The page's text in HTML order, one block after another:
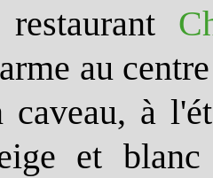
au
caveau, à
et blanc